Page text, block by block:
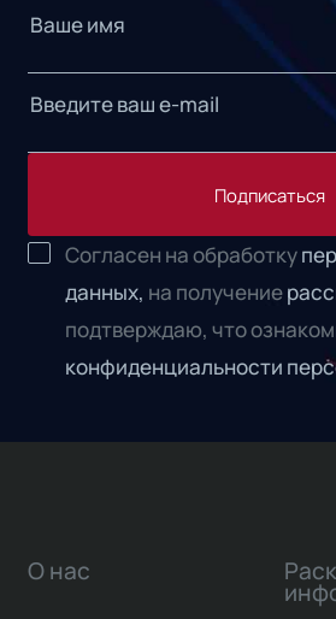
Подписаться
Согласен на обработку
данных, на получение
подтверждаю, что
конфиденциальности
О нас